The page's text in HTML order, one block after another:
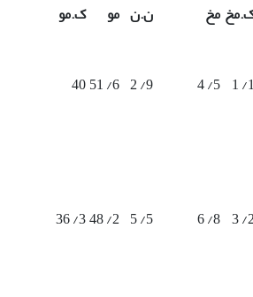
.مخ مخ ن.ن مو ک.مو
1/ 1
5/ 4
9/ 2
6/ 51
40
8/ 6
5/ 5
2/ 48
3/ 36